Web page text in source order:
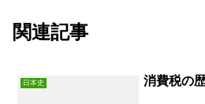
関連記事
日本史 消費税の